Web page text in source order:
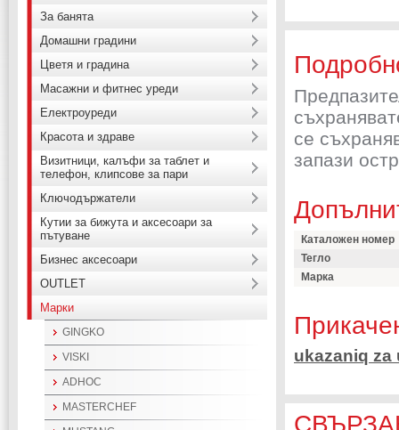
се
запази
Каталожен номер
Тегло
Марка
ukazaniq za
За банята
Домашни градини
Цветя и градина
Масажни и фитнес уреди
Електроуреди
Красота и здраве
Визитници, калъфи за таблет и
телефон, клипсове за пари
Ключодържатели
Кутии за бижута и аксесоари за
пътуване
Бизнес аксесоари
OUTLET
Марки
GINGKO
VISKI
ADHOC
MASTERCHEF